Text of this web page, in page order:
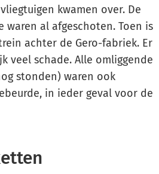
kwamen over. De
al afgeschoten. Toen is
achter de Gero-fabriek. Er
veel schade. Alle omliggende
stonden) waren ook
in ieder geval voor de